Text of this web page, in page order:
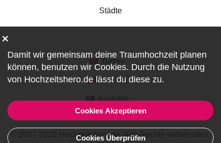
Städte
Canada
Australia
© 2007-2026 Hochzeitshero.de. Alle Rechte vorbehalten.
Damit wir gemeinsam deine Traumhochzeit planen
können, benutzen wir Cookies. Durch die Nutzung
von Hochzeitshero.de lässt du diese zu.
Cookies Akzeptieren
Cookies Überprüfen